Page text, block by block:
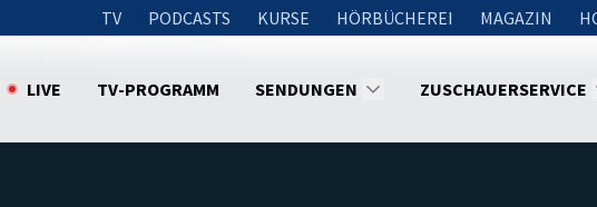
TV PODCASTS KURSE HÖRBÜCHEREI MAGAZIN
LIVE TV-PROGRAMM SENDUNGEN ZUSCHAUERSERVICE